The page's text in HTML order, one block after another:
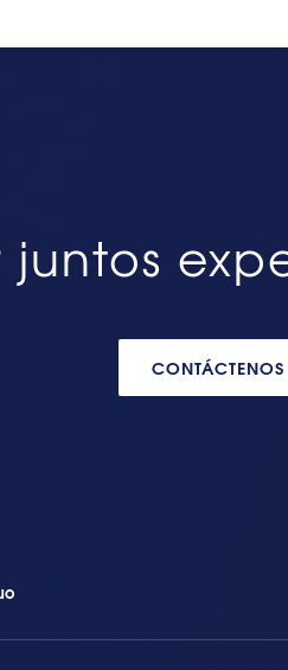
CONTÁCTENOS